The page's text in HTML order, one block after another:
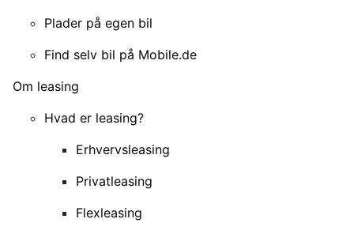
Plader på egen bil
Find selv bil på Mobile.de
Om leasing
Hvad er leasing?
Erhvervsleasing
Privatleasing
Flexleasing